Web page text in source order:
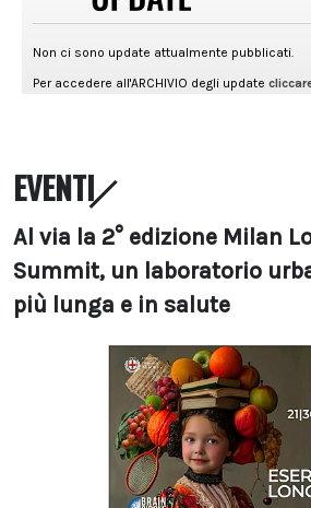
EVENTI
Al via la 2° edizione Milan
Summit, un laboratorio
più lunga e in salute